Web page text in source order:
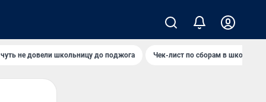
не довели школьницу до поджога Чек-лист по сборам в школу в